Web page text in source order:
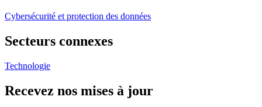
Cybersécurité et protection des données
Secteurs connexes
Technologie
Recevez nos mises à jour